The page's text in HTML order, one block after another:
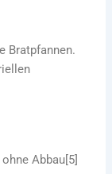
Bratpfannen.
Abbau[5]